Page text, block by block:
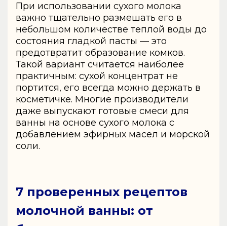
При использовании сухого молока
важно тщательно размешать его в
небольшом количестве теплой воды до
состояния гладкой пасты — это
предотвратит образование комков.
Такой вариант считается наиболее
практичным: сухой концентрат не
портится, его всегда можно держать в
косметичке. Многие производители
даже выпускают готовые смеси для
ванны на основе сухого молока с
добавлением эфирных масел и морской
соли.
7 проверенных рецептов
молочной ванны: от